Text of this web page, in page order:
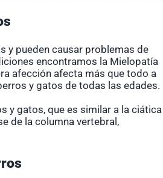
y pueden causar problemas de
encontramos la Mielopatía
afección afecta más que todo a
y gatos de todas las edades.
y gatos, que es similar a la ciática
de la columna vertebral,